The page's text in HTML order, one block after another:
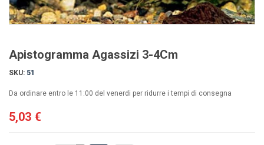
Apistogramma Agassizi 3-4Cm
SKU: 51
Da ordinare entro le 11:00 del venerdi per ridurre i tempi di consegna
5,03 €